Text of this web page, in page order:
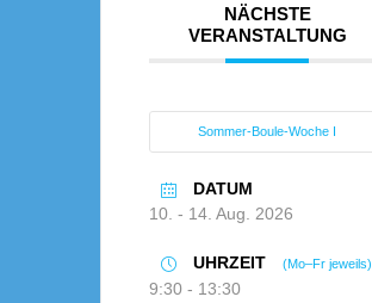
NÄCHSTE
VERANSTALTUNG
Sommer-Boule-Woche I
DATUM
10. - 14. Aug. 2026
UHRZEIT (Mo–Fr jeweils)
9:30 - 13:30